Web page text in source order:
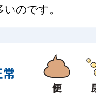
のです。